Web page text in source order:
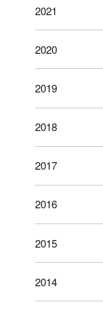
2021
2020
2019
2018
2017
2016
2015
2014